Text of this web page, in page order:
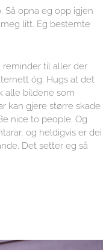
Så opna eg opp igjen
litt. Eg bestemte
til aller der
óg. Hugs at det
alle bildene som
kan gjere større skade
nice to people. Og
og heldigvis er dei
Det setter eg så